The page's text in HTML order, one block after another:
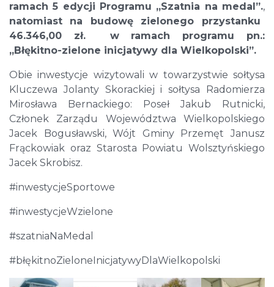
ramach 5 edycji Programu „Szatnia na medal”.,
natomiast na budowę zielonego przystanku
46.346,00 zł.
w ramach programu pn.:
„Błękitno-zielone inicjatywy dla Wielkopolski”.
Obie inwestycje wizytowali w towarzystwie sołtysa
Kluczewa Jolanty Skorackiej i sołtysa Radomierza
Mirosława Bernackiego: Poseł Jakub Rutnicki,
Członek Zarządu Województwa Wielkopolskiego
Jacek Bogusławski, Wójt Gminy Przemęt Janusz
Frąckowiak oraz Starosta Powiatu Wolsztyńskiego
Jacek Skrobisz.
#inwestycjeSportowe
#inwestycjeWzielone
#szatniaNaMedal
#błękitnoZieloneInicjatywyDlaWielkopolski